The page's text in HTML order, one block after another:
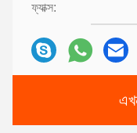
ফ্যাক্স: